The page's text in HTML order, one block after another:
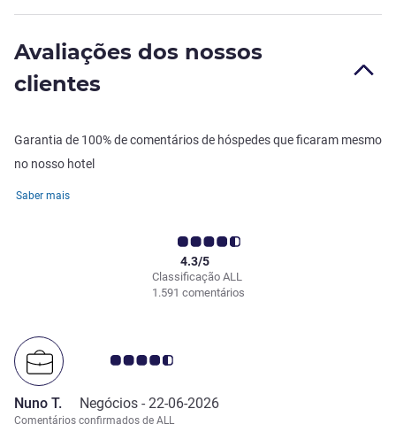
Avaliações dos nossos
clientes
Garantia de 100% de comentários de hóspedes que ficaram mesmo
no nosso hotel
Saber mais
Classificação ALL
4.3/5
1.591 comentários
Nota clientes Avis 4.5/5
Nuno T. Negócios - 22-06-2026
Comentários confirmados de ALL